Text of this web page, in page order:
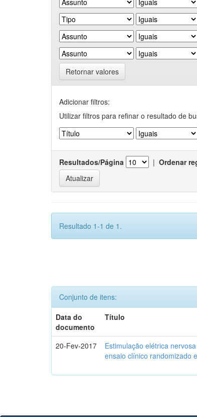
Retornar valores
Adicionar filtros:
Utilizar filtros para refinar o resultado de
Resultados/Página | Ordenar
Resultado 1-1 de 1.
Conjunto de itens:
Data do
documento
Título
20-Fev-2017
Estimulação elétrica
ensaio clínico randomizado